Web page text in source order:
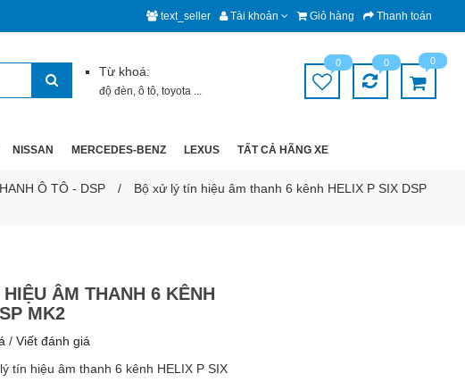
text_seller Tài khoản Giỏ hàng Thanh toán
Từ khoá:
độ đèn,ô tô,toyota ...
0 0 0
NISSAN MERCEDES-BENZ LEXUS TẤT CẢ HÃNG XE
Ô TÔ - DSP
Bộ xử lý tín hiệu âm thanh 6 kênh HELIX P SIX DSP
ÂM THANH 6 KÊNH
MK2
/ Viết đánh giá
tín hiệu âm thanh 6 kênh HELIX P SIX